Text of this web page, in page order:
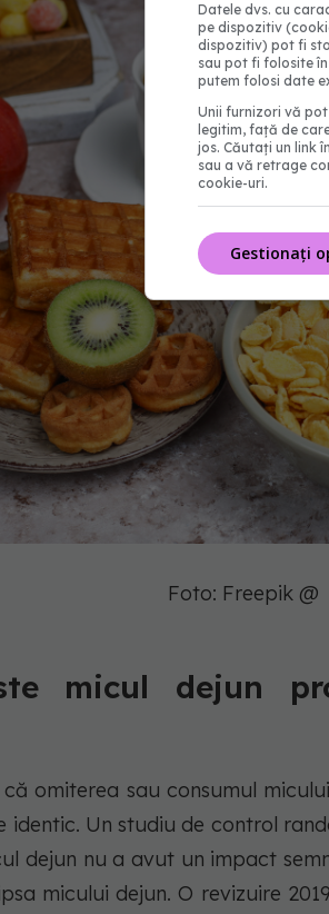
Foto: Freepik @
micul dejun
că omiterea sau consumul
identic. Un studiu de control
dejun nu a avut un impact
micului dejun. O revizuire
Datele dvs. cu
pe dispozitiv
dispozitiv) pot fi
sau pot fi folosite
putem folosi date
Unii furnizori vă
legitim, față de
jos. Căutați un link
sau a vă retrage
cookie-uri.
Gestionați